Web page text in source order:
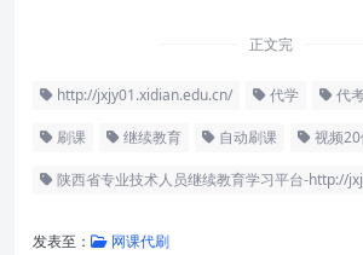
正文完
http://jxjy01.xidian.edu.cn/ 代学 代
刷课 继续教育 自动刷课 视频
陕西省专业技术人员继续教育学习平台-http://
发表至： 网课代刷